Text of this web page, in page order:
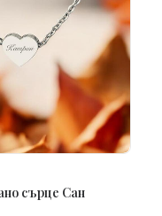
сърце Сан